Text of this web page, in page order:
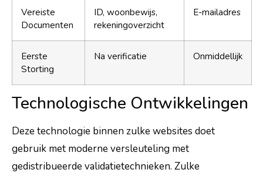
Vereiste
Documenten
ID, woonbewijs,
rekeningoverzicht
E-mailadres
Eerste
Storting
Na verificatie Onmiddellijk
Technologische Ontwikkelingen
Deze technologie binnen zulke websites doet
gebruik met moderne versleuteling met
gedistribueerde validatietechnieken. Zulke